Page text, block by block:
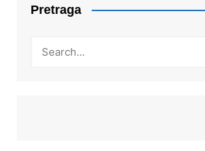
Pretraga